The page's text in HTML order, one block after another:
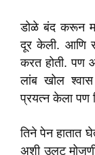
डोळे बंद करून
दूर केली. आणि
करत होती. पण
लांब खोल
प्रयत्न केला पण
तिने पेन हातात
अशी उलट